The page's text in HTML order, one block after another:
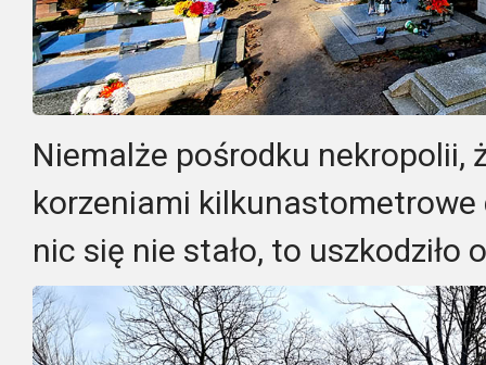
Niemalże pośrodku nekropolii,
korzeniami kilkunastometrowe
nic się nie stało, to uszkodziło